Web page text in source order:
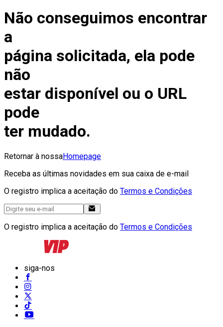
Não conseguimos encontrar
a
página solicitada, ela pode
não
estar disponível ou o URL
pode
ter mudado.
Retornar à nossaHomepage
Receba as últimas novidades em sua caixa de e-mail
O registro implica a aceitação do Termos e Condições
O registro implica a aceitação do Termos e Condições
siga-nos